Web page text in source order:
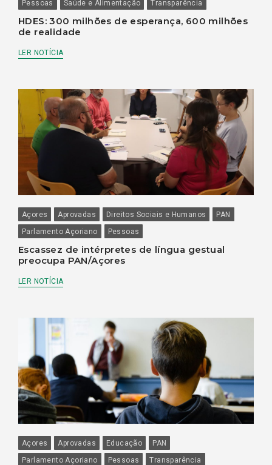
Pessoas Saúde e Alimentação Transparência
HDES: 300 milhões de esperança, 600 milhões
de realidade
LER NOTÍCIA
Açores Aprovadas Direitos Sociais e Humanos
PAN
Parlamento Açoriano
Pessoas
Escassez de intérpretes de língua gestual
preocupa PAN/Açores
LER NOTÍCIA
Açores Aprovadas Educação
PAN
Parlamento Açoriano
Pessoas Transparência